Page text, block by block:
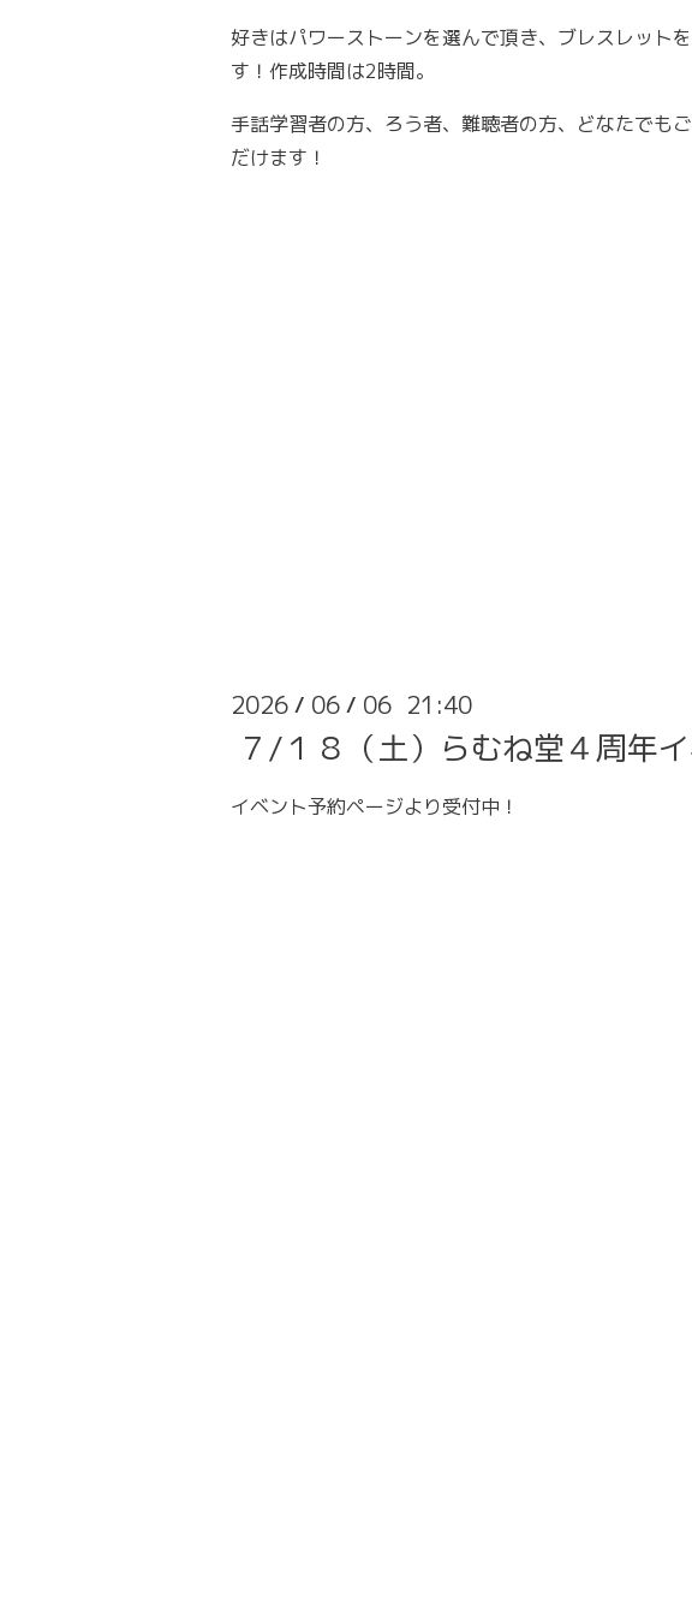
好きはパワーストーンを選んで頂き、ブレスレット
す！作成時間は2時間。
手話学習者の方、ろう者、難聴者の方、どなたでも
だけます！
2026 / 06 / 06 21:40
７/１８（土）らむね堂４周年
イベント予約ページより受付中！